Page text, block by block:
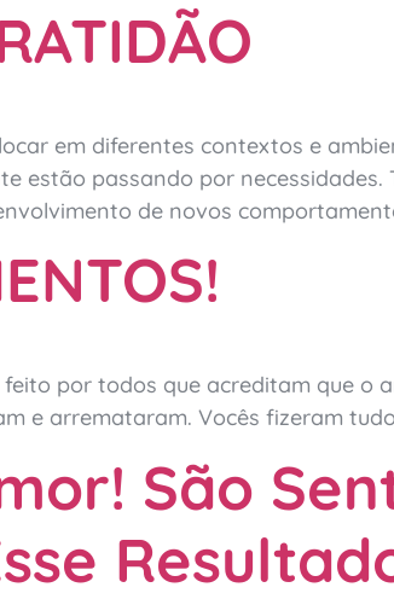
em diferentes contextos e
estão passando por
de novos
por todos que acreditam que
e arremataram. Vocês fizeram
São